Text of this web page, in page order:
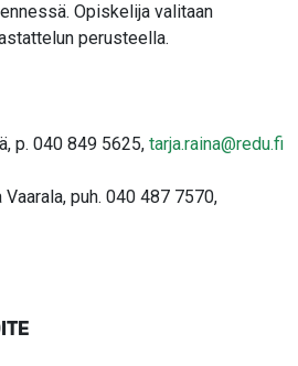
Opiskelija valitaan
perusteella.
p. 040 849 5625, tarja.raina@redu.fi
puh. 040 487 7570,